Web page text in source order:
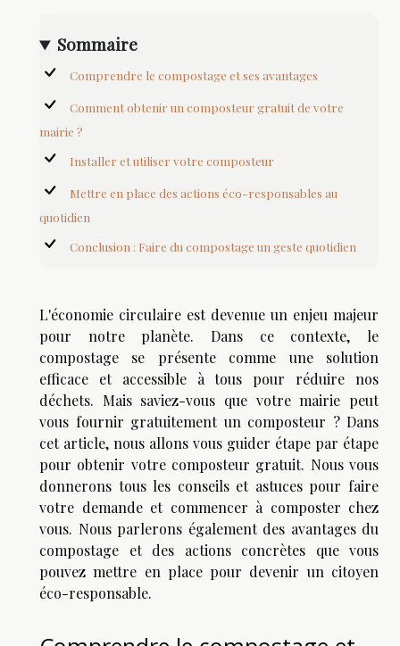
Sommaire
Comprendre le compostage et ses avantages
Comment obtenir un composteur gratuit de votre
mairie ?
Installer et utiliser votre composteur
Mettre en place des actions éco-responsables au
quotidien
Conclusion : Faire du compostage un geste quotidien
L'économie circulaire est devenue un enjeu majeur
pour notre planète. Dans ce contexte, le
compostage se présente comme une solution
efficace et accessible à tous pour réduire nos
déchets. Mais saviez-vous que votre mairie peut
vous fournir gratuitement un composteur ? Dans
cet article, nous allons vous guider étape par étape
pour obtenir votre composteur gratuit. Nous vous
donnerons tous les conseils et astuces pour faire
votre demande et commencer à composter chez
vous. Nous parlerons également des avantages du
compostage et des actions concrètes que vous
pouvez mettre en place pour devenir un citoyen
éco-responsable.